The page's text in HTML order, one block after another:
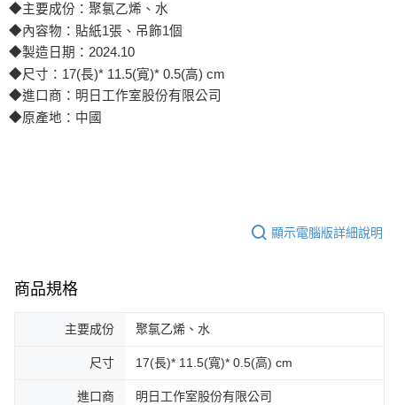
◆主要成份：聚氯乙烯、水
◆內容物：貼紙1張、吊飾1個
◆製造日期：2024.10
◆尺寸：17(長)* 11.5(寬)* 0.5(高) cm
◆進口商：明日工作室股份有限公司
◆原產地：中國
顯示電腦版詳細說明
商品規格
主要成份 聚氯乙烯、水
尺寸 17(長)* 11.5(寬)* 0.5(高) cm
進口商 明日工作室股份有限公司